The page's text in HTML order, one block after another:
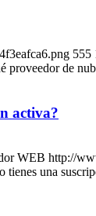
555
proveedor de
activa?
WEB http://
tienes una